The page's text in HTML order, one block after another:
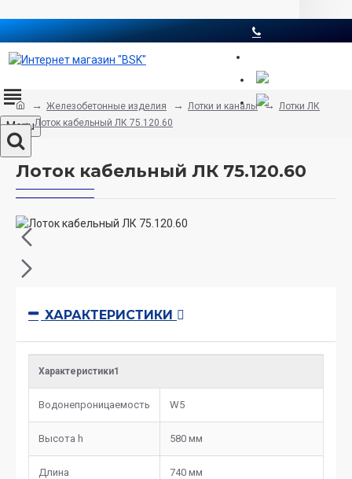
Menu
Железобетонные изделия Лотки и каналы
Лотки ЛК
Лоток кабельный ЛК 75.120.60
Лоток кабельный ЛК 75.120.60
ХАРАКТЕРИСТИКИ
Характеристики1
Водонепроницаемость W5
Высота h 580 мм
Длина 740 мм